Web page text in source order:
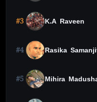
#3 K.A Raveen
#4 Rasika
#5 Mihira